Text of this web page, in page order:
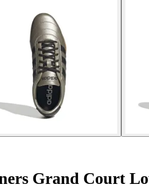
Grand Court